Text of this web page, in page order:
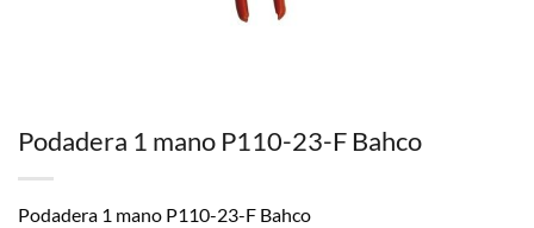
Podadera 1 mano P110-23-F Bahco
Podadera 1 mano P110-23-F Bahco